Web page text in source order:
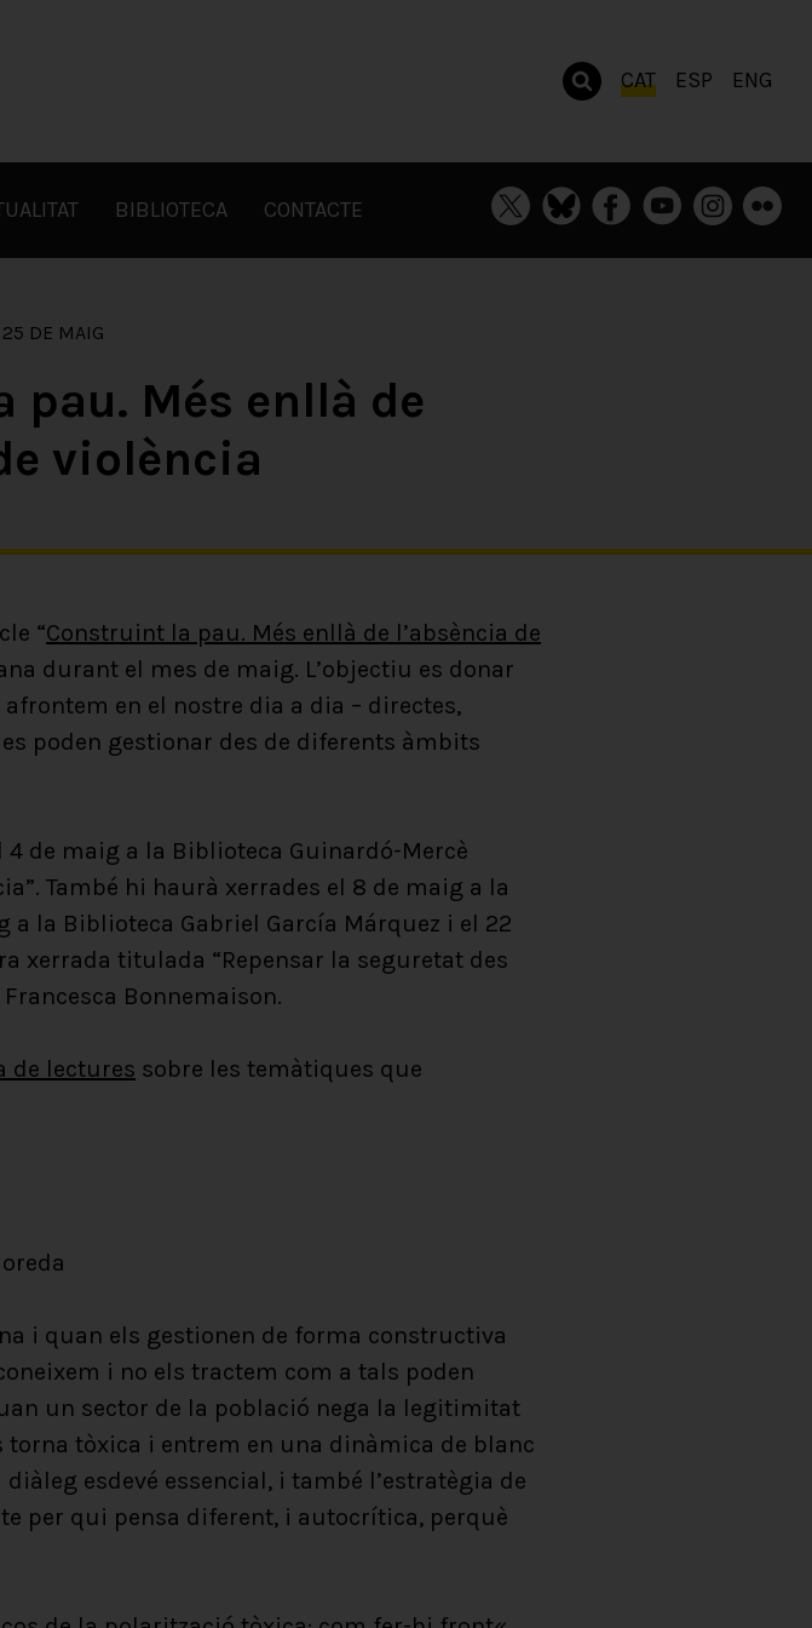
CAT ESP ENG
BIBLIOTECA CONTACTE
DE MAIG
Més enllà de
violència
“Construint la pau. Més enllà de l’absència de
durant el mes de maig. L’objectiu es donar
en el nostre dia a dia – directes,
poden gestionar des de diferents àmbits
de maig a la Biblioteca Guinardó-Mercè
També hi haurà xerrades el 8 de maig a la
a la Biblioteca Gabriel García Márquez i el 22
xerrada titulada “Repensar la seguretat des
Bonnemaison.
de lectures sobre les temàtiques que
i quan els gestionen de forma constructiva
i no els tractem com a tals poden
un sector de la població nega la legitimitat
torna tòxica i entrem en una dinàmica de blanc
esdevé essencial, i també l’estratègia de
per qui pensa diferent, i autocrítica, perquè